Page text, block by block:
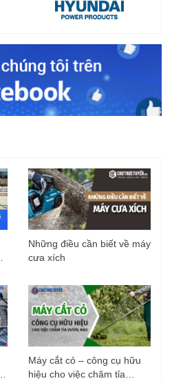
Những điều cần biết về máy
cưa xích
Máy cắt cỏ – công cụ hữu
hiệu cho việc chăm tỉa